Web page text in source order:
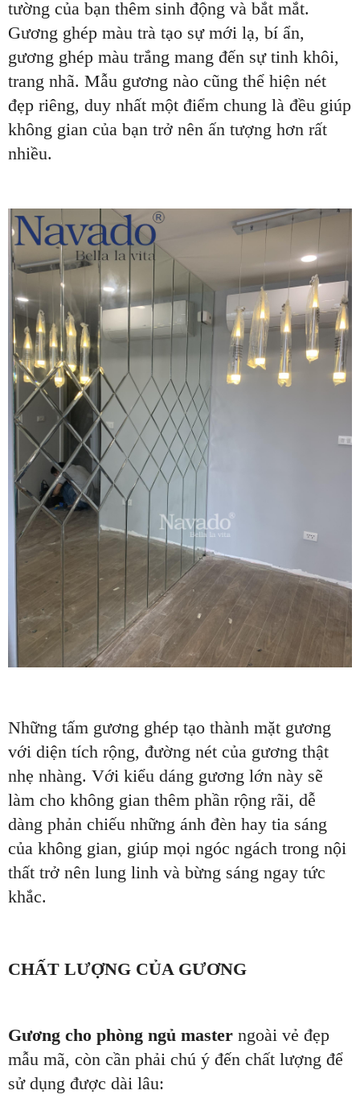
tường của bạn thêm sinh động và bắt mắt.
Gương ghép màu trà tạo sự mới lạ, bí ẩn,
gương ghép màu trắng mang đến sự tinh khôi,
trang nhã. Mẫu gương nào cũng thể hiện nét
đẹp riêng, duy nhất một điểm chung là đều giúp
không gian của bạn trở nên ấn tượng hơn rất
nhiều.
Những tấm gương ghép tạo thành mặt gương
với diện tích rộng, đường nét của gương thật
nhẹ nhàng. Với kiểu dáng gương lớn này sẽ
làm cho không gian thêm phần rộng rãi, dễ
dàng phản chiếu những ánh đèn hay tia sáng
của không gian, giúp mọi ngóc ngách trong nội
thất trở nên lung linh và bừng sáng ngay tức
khắc.
CHẤT LƯỢNG CỦA GƯƠNG
Gương cho phòng ngủ master ngoài vẻ đẹp
mẫu mã, còn cần phải chú ý đến chất lượng để
sử dụng được dài lâu: